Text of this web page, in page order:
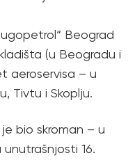
Beograd
(u Beogradu i
aeroservisa – u
Tivtu i Skoplju.
bio skroman – u
16.